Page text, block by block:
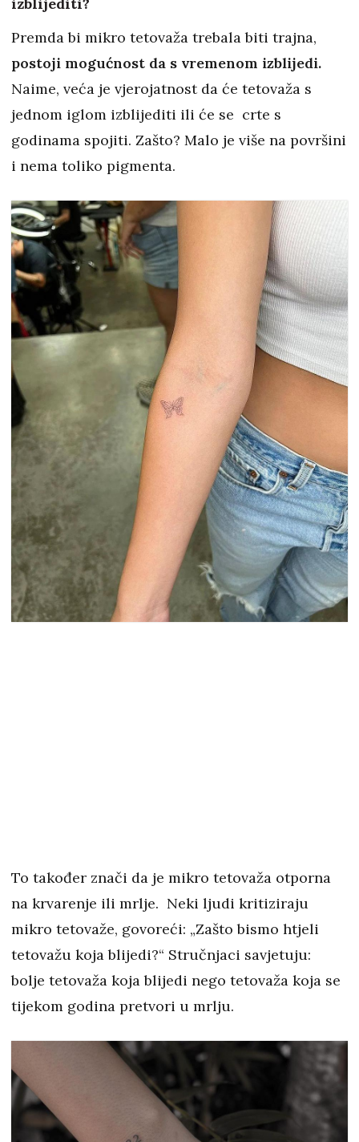
izblijediti?
Premda bi mikro tetovaža trebala biti trajna,
postoji mogućnost da s vremenom izblijedi.
Naime, veća je vjerojatnost da će tetovaža s
jednom iglom izblijediti ili će se crte s
godinama spojiti. Zašto? Malo je više na površini
i nema toliko pigmenta.
To također znači da je mikro tetovaža otporna
na krvarenje ili mrlje. Neki ljudi kritiziraju
mikro tetovaže, govoreći: „Zašto bismo htjeli
tetovažu koja blijedi?“ Stručnjaci savjetuju:
bolje tetovaža koja blijedi nego tetovaža koja se
tijekom godina pretvori u mrlju.